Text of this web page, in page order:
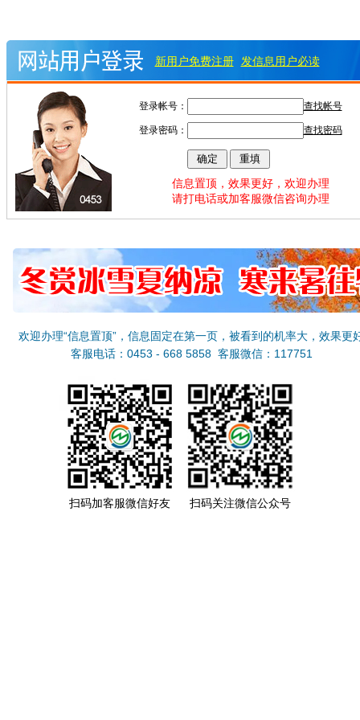
新用户免费注册 发信息用户必读
登录帐号： 查找帐号
登录密码： 查找密码
信息置顶，效果更好，欢迎办理
请打电话或加客服微信咨询办理
欢迎办理“信息置顶”，信息固定在第一页，被看到的机率大，效果更
客服电话：0453 - 668 5858 客服微信：117751
扫码加客服微信好友 扫码关注微信公众号